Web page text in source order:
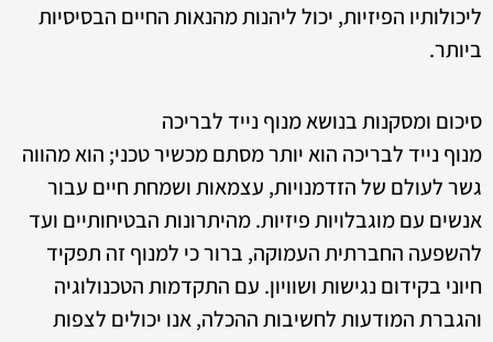
ליכולותיו הפיזיות, יכול ליהנות מהנאות החיים הבסיסיות
ביותר.
סיכום ומסקנות בנושא מנוף נייד לבריכה
מנוף נייד לבריכה הוא יותר מסתם מכשיר טכני; הוא מהווה
גשר לעולם של הזדמנויות, עצמאות ושמחת חיים עבור
אנשים עם מוגבלויות פיזיות. מהיתרונות הבטיחותיים ועד
להשפעה החברתית העמוקה, ברור כי למנוף זה תפקיד
חיוני בקידום נגישות ושוויון. עם התקדמות הטכנולוגיה
והגברת המודעות לחשיבות ההכלה, אנו יכולים לצפות